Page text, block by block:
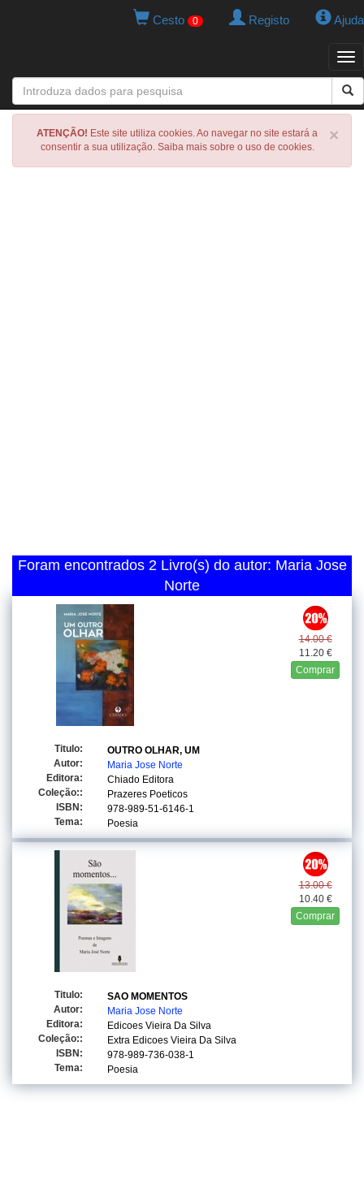
Cesto 0 Registo Ajuda
×
ATENÇÃO! Este site utiliza cookies. Ao navegar no site estará a
consentir a sua utilização. Saiba mais sobre o uso de cookies.
Foram encontrados 2 Livro(s) do autor: Maria Jose
Norte
14.00 €
11.20 €
Comprar
Titulo:
OUTRO OLHAR, UM
Autor:
Maria Jose Norte
Editora:
Chiado Editora
Coleção::
Prazeres Poeticos
ISBN:
978-989-51-6146-1
Tema:
Poesia
13.00 €
10.40 €
Comprar
Titulo:
SAO MOMENTOS
Autor:
Maria Jose Norte
Editora:
Edicoes Vieira Da Silva
Coleção::
Extra Edicoes Vieira Da Silva
ISBN:
978-989-736-038-1
Tema:
Poesia